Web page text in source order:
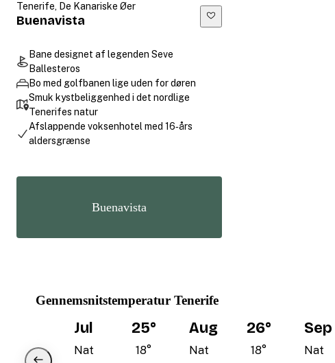
Tenerife, De Kanariske Øer
Buenavista
Bane designet af legenden Seve
Ballesteros
Bo med golfbanen lige uden for døren
Smuk kystbeliggenhed i det nordlige
Tenerifes natur
Afslappende voksenhotel med 16‑års
aldersgrænse
Buenavista
Gennemsnitstemperatur Tenerife
Jul 25°
Nat 18°
Aug 26°
Nat 18°
Sep
Nat